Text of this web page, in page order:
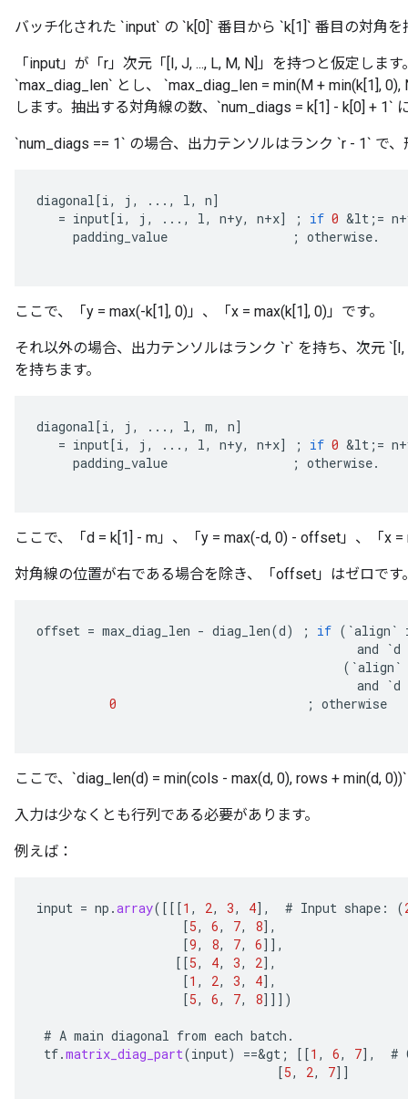
バッチ化された `input` の `k[0]` 番目から `k[1]` 番目の対角
「input」が「r」次元「[I, J, ..., L, M, N]」を持つと仮定しま
`max_diag_len` とし、 `max_diag_len = min(M + min(k[1],
します。抽出する対角線の数、`num_diags = k[1] - k[0] + 1`
`num_diags == 1` の場合、出力テンソルはランク `r - 1` で、
diagonal[i, j , ..., l, n]
= input[i, j , ..., l, n+y, n+x] ; if 0 &lt ; = n+
padding_value
; otherwise.
ここで、「y = max(-k[1], 0)」、「x = max(k[1], 0)」です。
それ以外の場合、出力テンソルはランク `r` を持ち、次元 `[I,
を持ちます。
diagonal[i, j , ..., l, m, n]
= input[i, j , ..., l, n+y, n+x] ; if 0 &lt ; = n+
padding_value
; otherwise.
ここで、「d = k[1] - m」、「y = max(-d, 0) - offset」、「x
対角線の位置が右である場合を除き、「offset」はゼロです
offset = max_diag_len - diag_len(d) ; if ( `align `
and
`d
( `align `
and
`d
0
; otherwise
ここで、`diag_len(d) = min(cols - max(d, 0), rows + min(d,
入力は少なくとも行列である必要があります。
例えば：
input = np .array( [[[1 , 2, 3, 4] , # Input shape : (
[5, 6, 7, 8] ,
[9, 8, 7, 6]] ,
[[5, 4, 3, 2] ,
[1 , 2, 3, 4] ,
[5, 6, 7, 8]]] )
# A main diagonal from each batch .
tf.matrix_diag_part(input) ==&gt ; [[1 , 6, 7] , #
[5, 2, 7]]